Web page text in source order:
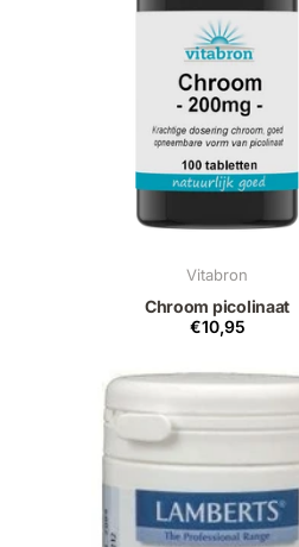
Vitabron
Chroom picolinaat
€10,95